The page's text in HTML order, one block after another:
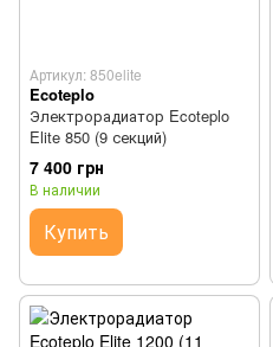
Артикул: 850elite
Ecoteplo
Электрорадиатор Ecoteplo
Elite 850 (9 секций)
7 400 грн
В наличии
Купить